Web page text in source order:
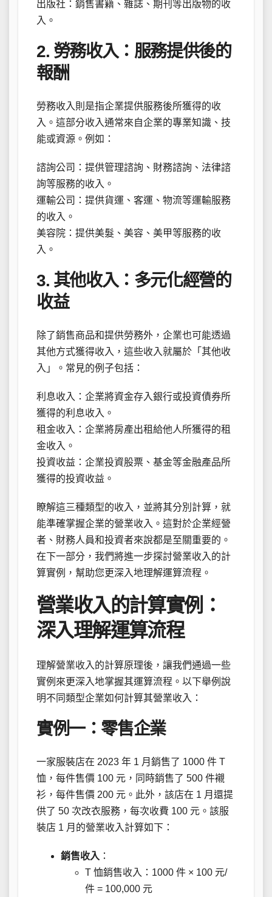
出版社：銷售書籍、雜誌、期刊等出版物的收
入。
2. 勞務收入：服務提供後的
報酬
勞務收入則是指企業提供服務後所獲得的收
入。這部分收入通常來自企業的專業知識、技
能或資源。例如：
諮詢公司：提供管理諮詢、財務諮詢、法律諮
詢等服務的收入。
運輸公司：提供貨運、客運、物流等運輸服務
的收入。
美容院：提供美髮、美容、美甲等服務的收
入。
3. 其他收入：多元化經營的
收益
除了銷售商品和提供勞務外，企業也可能透過
其他方式獲得收入，這些收入就屬於「其他收
入」。常見的例子包括：
利息收入：企業將資金存入銀行或投資債券所
獲得的利息收入。
租金收入：企業將房產出租給他人所獲得的租
金收入。
投資收益：企業投資股票、基金等金融產品所
獲得的投資收益。
瞭解這三種類型的收入，並將其分別計算，就
能準確掌握企業的營業收入。這對於企業經營
者、財務人員和投資者來說都是至關重要的。
在下一部分，我們將進一步探討營業收入的計
算實例，幫助您更深入地理解運算流程。
營業收入的計算實例：
深入理解運算流程
理解營業收入的計算原理後，讓我們通過一些
實例來更深入地掌握其運算流程。以下舉例說
明不同類型企業如何計算其營業收入：
實例一：零售企業
一家服裝店在 2023 年 1 月銷售了 1000 件 T
恤，每件售價 100 元，同時銷售了 500 件襯
衫，每件售價 200 元。此外，該店在 1 月還提
供了 50 次改衣服務，每次收費 100 元。該服
裝店 1 月的營業收入計算如下：
銷售收入 ：
T 恤銷售收入：1000 件 × 100 元/
件 = 100,000 元